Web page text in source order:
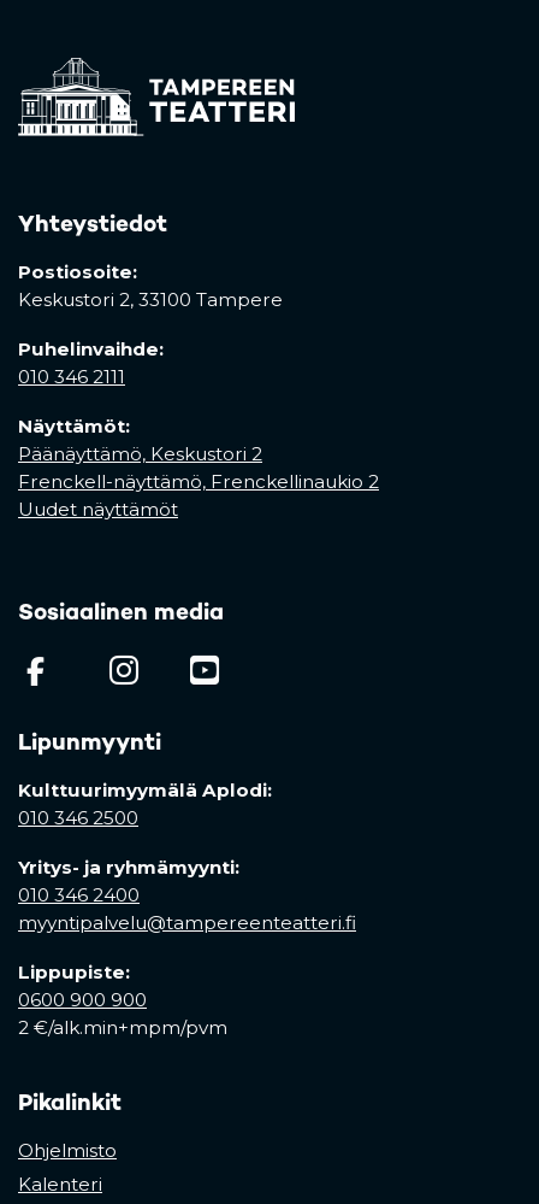
Yhteystiedot
Postiosoite:
Keskustori 2, 33100 Tampere
Puhelinvaihde:
010 346 2111
Näyttämöt:
Päänäyttämö, Keskustori 2
Frenckell-näyttämö, Frenckellinaukio 2
Uudet näyttämöt
Sosiaalinen media
(opens in a new tab)
(opens in a new tab)
Lipunmyynti
Kulttuurimyymälä Aplodi:
010 346 2500
Yritys- ja ryhmämyynti:
010 346 2400
myyntipalvelu@tampereenteatteri.fi
Lippupiste:
0600 900 900
2 €/alk.min+mpm/pvm
Pikalinkit
Ohjelmisto
Kalenteri